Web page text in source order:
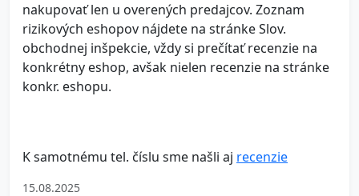
nakupovať len u overených predajcov. Zoznam
rizikových eshopov nájdete na stránke Slov.
obchodnej inšpekcie, vždy si prečítať recenzie na
konkrétny eshop, avšak nielen recenzie na stránke
konkr. eshopu.
K samotnému tel. číslu sme našli aj recenzie
15.08.2025